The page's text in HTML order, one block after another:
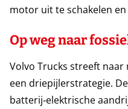
motor uit te schakelen
Op weg naar
Volvo Trucks streeft
een driepijlerstrategie.
batterij‑elektrische